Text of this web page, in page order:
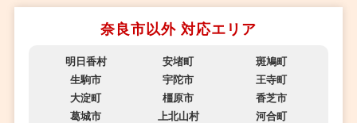
奈良市以外 対応エリア
明日香村 安堵町
斑鳩町
生駒市
宇陀市
王寺町
大淀町
橿原市
香芝市
葛城市
上北山村
河合町